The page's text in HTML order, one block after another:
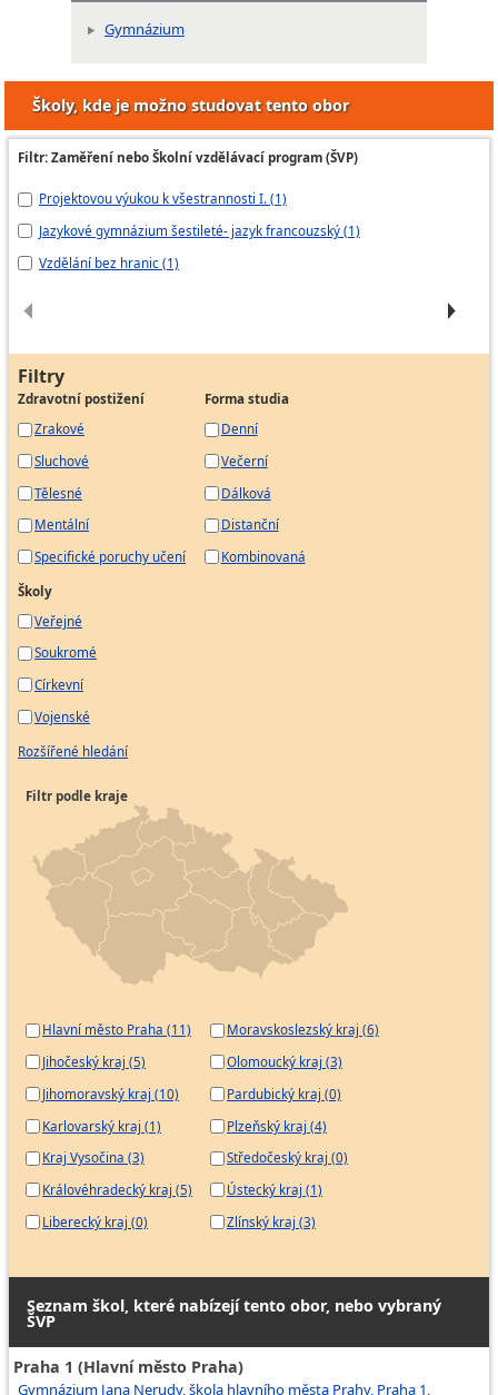
Gymnázium
Školy, kde je možno studovat tento obor
Filtr: Zaměření nebo Školní vzdělávací program (ŠVP)
Projektovou výukou k všestrannosti I. (1)
Jazykové gymnázium šestileté- jazyk francouzský (1)
Vzdělání bez hranic (1)
Filtry
Zdravotní postižení
Zrakové
Sluchové
Tělesné
Mentální
Specifické poruchy učení
Forma studia
Denní
Večerní
Dálková
Distanční
Kombinovaná
Školy
Veřejné
Soukromé
Církevní
Vojenské
Rozšířené hledání
Filtr podle kraje
Hlavní město Praha (11)
Jihočeský kraj (5)
Jihomoravský kraj (10)
Karlovarský kraj (1)
Kraj Vysočina (3)
Královéhradecký kraj (5)
Liberecký kraj (0)
Moravskoslezský kraj (6)
Olomoucký kraj (3)
Pardubický kraj (0)
Plzeňský kraj (4)
Středočeský kraj (0)
Ústecký kraj (1)
Zlínský kraj (3)
Seznam škol, které nabízejí tento obor, nebo vybraný
ŠVP
Praha 1 (Hlavní město Praha)
Gymnázium Jana Nerudy, škola hlavního města Prahy, Praha 1,